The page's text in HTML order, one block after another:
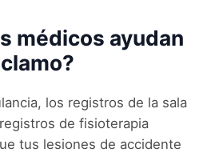
médicos ayudan
los registros de la sala
de fisioterapia
tus lesiones de accidente